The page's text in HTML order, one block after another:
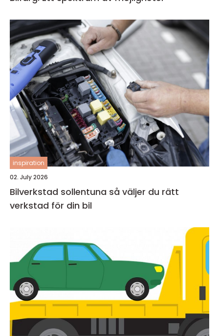
inspiration
02. July 2026
Bilverkstad sollentuna så väljer du rätt
verkstad för din bil